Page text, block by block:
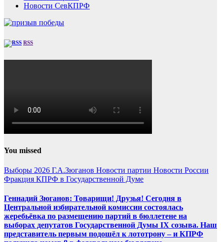
Новости СевКПРФ
RSS
You missed
Выборы 2026 Г.А.Зюганов Новости партии Новости России
Фракция КПРФ в Государственной Думе
Геннадий Зюганов: Товарищи! Друзья! Сегодня в
Центральной избирательной комиссии состоялась
жеребьёвка по размещению партий в бюллетене на
выборах депутатов Государственной Думы IX созыва. Наш
представитель первым подошёл к лототрону – и КПРФ